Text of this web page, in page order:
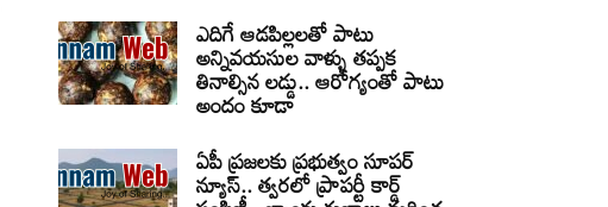
ఎదిగే ఆడపిల్లలతో పాటు
అన్నివయసుల వాళ్ళు తప్పక
తినాల్సిన లడ్డు.. ఆరోగ్యంతో పాటు
అందం కూడా
ఏపీ ప్రజలకు ప్రభుత్వం సూపర్
న్యూస్.. త్వరలో ప్రాపర్టీ కార్డ్